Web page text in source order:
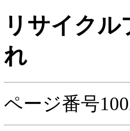
リサイク
れ
ページ番号